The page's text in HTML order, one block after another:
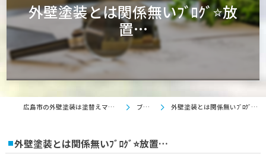
外壁塗装とは関係無いﾌﾞﾛｸﾞ⭐放
置…
広島市の外壁塗装は塗替えマスターズ ブログ 外壁塗装とは関係無いﾌﾞﾛｸﾞ⭐放置…
外壁塗装とは関係無いﾌﾞﾛｸﾞ⭐放置…